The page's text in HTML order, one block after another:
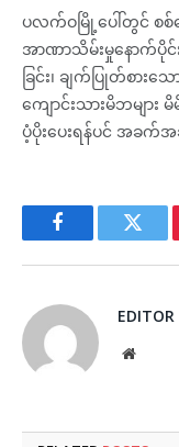
ပလက်ဝမြို့ပေါ်တွင် စစ်
အာဏာသိမ်းမှုနောက်ပိုင်
ခြင်း၊ ချက်ပြုတ်စား
ကျောင်းသားမိဘများ
ပံ့ပိုးပေးရန်ပင် အခက်
Facebook
EDITOR
Website